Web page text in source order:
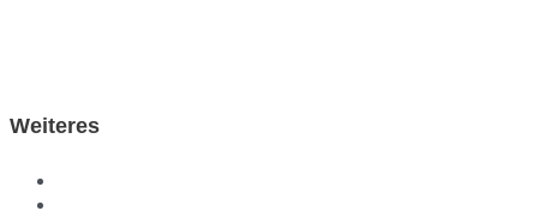
Weiteres